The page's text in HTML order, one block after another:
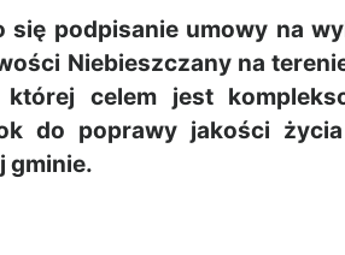
się podpisanie umowy na
Niebieszczany na
celem jest
do poprawy jakości
gminie.